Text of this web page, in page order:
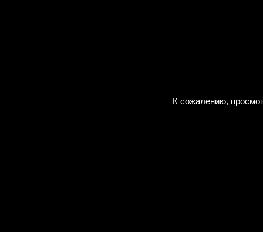
К сожалению,